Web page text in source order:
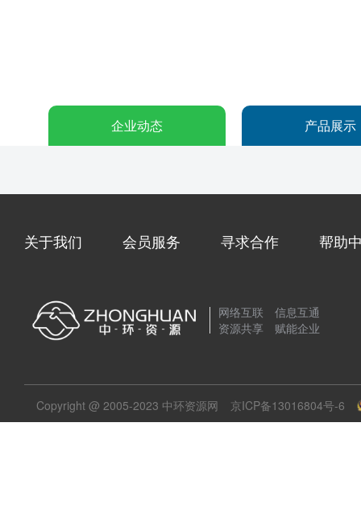
企业动态 产品展示
关于我们 会员服务 寻求合作 帮助
网络互联 信息互通
资源共享 赋能企业
Copyright @ 2005-2023 中环资源网 京ICP备13016804号-6